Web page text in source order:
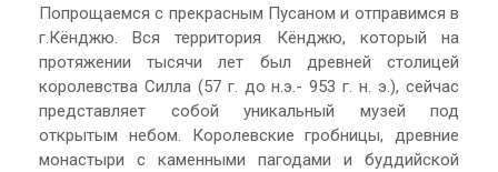
Попрощаемся с прекрасным Пусаном и отправимся в
г.Кёнджю. Вся территория Кёнджю, который на
протяжении тысячи лет был древней столицей
королевства Силла (57 г. до н.э.- 953 г. н. э.), сейчас
представляет собой уникальный музей под
открытым небом. Королевские гробницы, древние
монастыри с каменными пагодами и буддийской